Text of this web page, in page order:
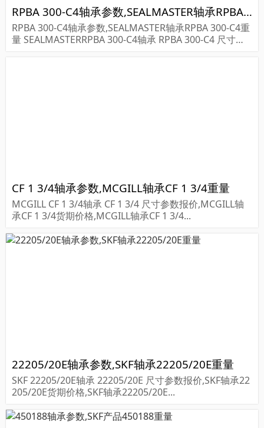
RPBA 300-C4轴承参数,SEALMASTER轴承RPBA 300-C4重量
RPBA 300-C4轴承参数,SEALMASTER轴承RPBA 300-C4重
量 SEALMASTERRPBA 300-C4轴承 RPBA 300-C4 尺寸参
CF 1 3/4轴承参数,MCGILL轴承CF 1 3/4重量
MCGILL CF 1 3/4轴承 CF 1 3/4 尺寸参数报价,MCGILL轴
承CF 1 3/4货期价格,MCGILL轴承CF 1 3/4...
22205/20E轴承参数,SKF轴承22205/20E重量
SKF 22205/20E轴承 22205/20E 尺寸参数报价,SKF轴承22
205/20E货期价格,SKF轴承22205/20E...